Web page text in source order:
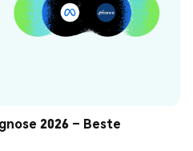
2026 – Beste